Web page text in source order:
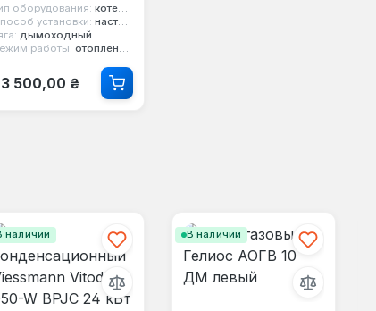
оборудования: котел газовый
установки: настенный
дымоходный
работы: отопление и горячая вода
цена:
500,00 ₴
наличии В наличии